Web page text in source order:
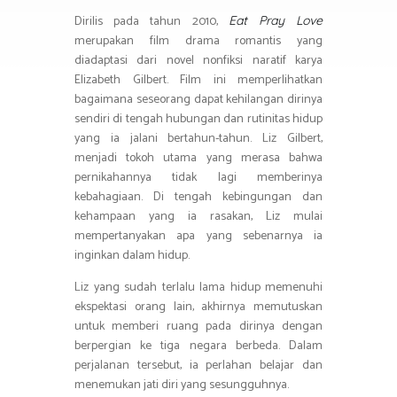
Dirilis pada tahun 2010,
Eat Pray Love
merupakan film drama romantis yang
diadaptasi dari novel nonfiksi naratif karya
Elizabeth Gilbert. Film ini memperlihatkan
bagaimana seseorang dapat kehilangan dirinya
sendiri di tengah hubungan dan rutinitas hidup
yang ia jalani bertahun-tahun. Liz Gilbert,
menjadi tokoh utama yang merasa bahwa
pernikahannya tidak lagi memberinya
kebahagiaan. Di tengah kebingungan dan
kehampaan yang ia rasakan, Liz mulai
mempertanyakan apa yang sebenarnya ia
inginkan dalam hidup.
Liz yang sudah terlalu lama hidup memenuhi
ekspektasi orang lain, akhirnya memutuskan
untuk memberi ruang pada dirinya dengan
berpergian ke tiga negara berbeda. Dalam
perjalanan tersebut, ia perlahan belajar dan
menemukan jati diri yang sesungguhnya.